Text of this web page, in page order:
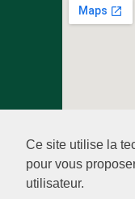
Ce site utilise la
pour vous
utilisateur.© RUGBY CLUB